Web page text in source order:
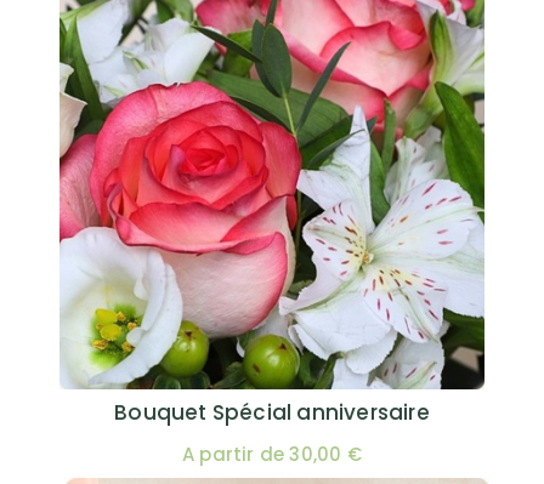
Bouquet Spécial anniversaire
A partir de 30,00 €